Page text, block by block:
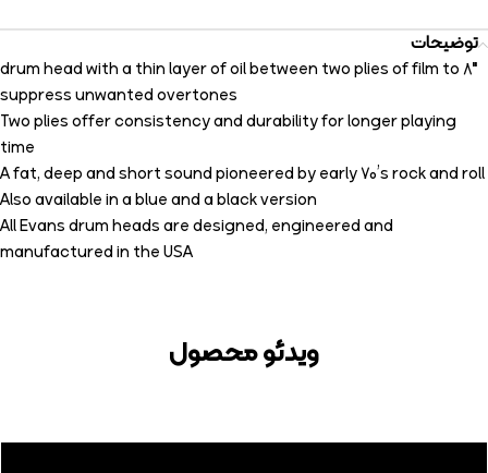
توضیحات
8″ drum head with a thin layer of oil between two plies of film to
suppress unwanted overtones
Two plies offer consistency and durability for longer playing
time
A fat, deep and short sound pioneered by early 70’s rock and roll
Also available in a blue and a black version
All Evans drum heads are designed, engineered and
manufactured in the USA
ویدئو محصول